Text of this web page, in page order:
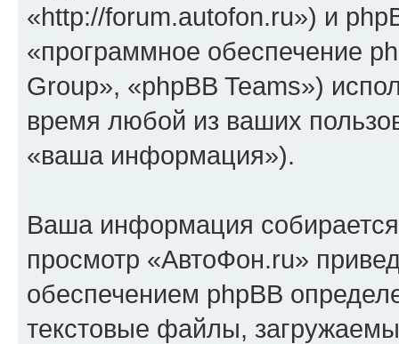
«http://forum.autofon.ru») и
«программное обеспечение
Group», «phpBB Teams»)
время любой из ваших
«ваша информация»).
Ваша информация
просмотр «АвтоФон.ru»
обеспечением phpBB
текстовые файлы,